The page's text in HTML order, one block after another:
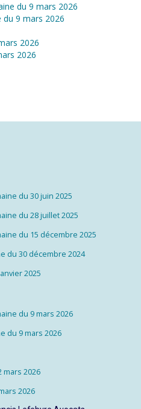
du 9 mars 2026
9 mars 2026
2026
2026
du 30 juin 2025
du 28 juillet 2025
du 15 décembre 2025
du 30 décembre 2024
2025
du 9 mars 2026
du 9 mars 2026
2026
2026